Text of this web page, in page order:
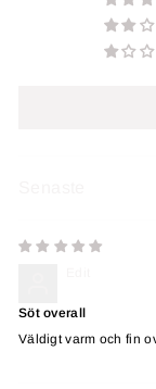
Söt overall
Väldigt varm och fin